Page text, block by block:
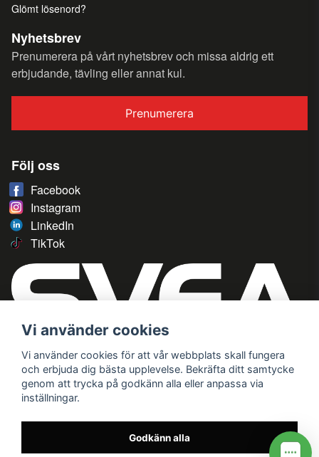
Glömt lösenord?
Nyhetsbrev
Prenumerera på vårt nyhetsbrev och missa aldrig ett
erbjudande, tävling eller annat kul.
Prenumerera
Följ oss
Facebook
Instagram
LinkedIn
TikTok
Vi använder cookies
Vi använder cookies för att vår webbplats skall fungera
och erbjuda dig bästa upplevelse. Bekräfta ditt samtycke
genom att trycka på godkänn alla eller anpassa via
inställningar.
Godkänn alla